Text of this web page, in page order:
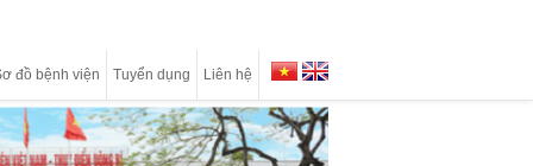
đồ bệnh viện Tuyển dụng Liên hệ